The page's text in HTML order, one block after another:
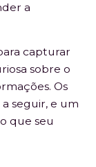
a
capturar
sobre o
Os
seguir, e um
que seu